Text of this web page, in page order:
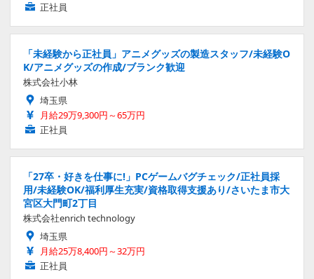
正社員
「未経験から正社員」アニメグッズの製造スタッフ/未経験O
K/アニメグッズの作成/ブランク歓迎
株式会社小林
埼玉県
月給29万9,300円～65万円
正社員
「27卒・好きを仕事に!」PCゲームバグチェック/正社員採
用/未経験OK/福利厚生充実/資格取得支援あり/さいたま市大
宮区大門町2丁目
株式会社enrich technology
埼玉県
月給25万8,400円～32万円
正社員